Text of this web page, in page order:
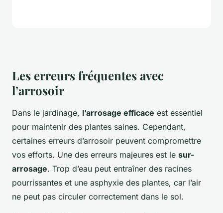
Les erreurs fréquentes avec
l’arrosoir
Dans le jardinage, l’arrosage efficace est essentiel
pour maintenir des plantes saines. Cependant,
certaines erreurs d’arrosoir peuvent compromettre
vos efforts. Une des erreurs majeures est le sur-
arrosage. Trop d’eau peut entraîner des racines
pourrissantes et une asphyxie des plantes, car l’air
ne peut pas circuler correctement dans le sol.